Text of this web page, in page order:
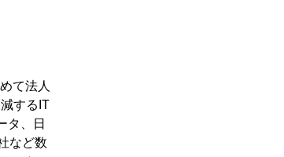
て法人
するIT
タ、日
など数